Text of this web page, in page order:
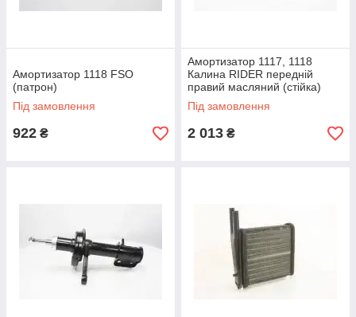
Амортизатор 1118 FSO
(патрон)
Під замовлення
922 ₴
Амортизатор 1117, 1118
Калина RIDER передній
правий масляний (стійка)
Під замовлення
2 013 ₴